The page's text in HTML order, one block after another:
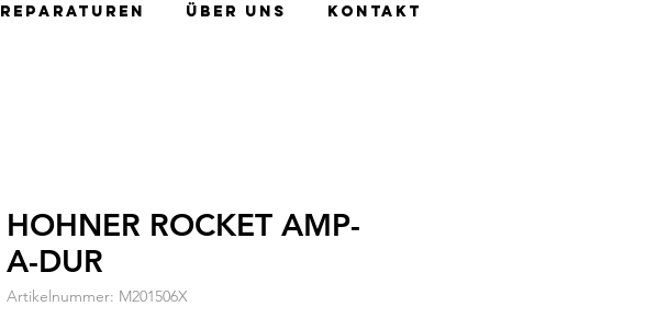
Reparaturen Über uns Kontakt
HOHNER ROCKET AMP-
A-DUR
Artikelnummer: M201506X